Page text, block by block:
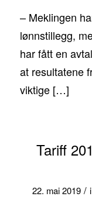
– Meklingen
lønnstillegg,
har fått en
at resultatene
viktige […]
Tariff
22. mai 2019 / i